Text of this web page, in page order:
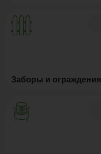
Заборы и ограждения